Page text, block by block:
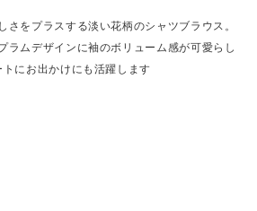
さをプラスする淡い花柄のシャツブラウス。
ラムデザインに袖のボリューム感が可愛らし
にお出かけにも活躍します